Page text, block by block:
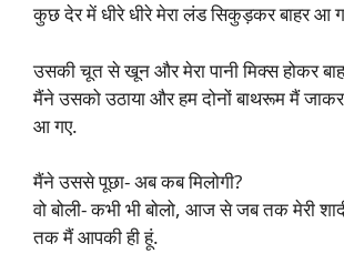
कुछ देर में धीरे धीरे मेरा लंड सिकुड़कर बाहर आ
उसकी चूत से खून और मेरा पानी मिक्स होकर
मैंने उसको उठाया और हम दोनों बाथरूम मैं
आ गए.
मैंने उससे पूछा- अब कब मिलोगी?
वो बोली- कभी भी बोलो, आज से जब तक मेरी
तक मैं आपकी ही हूं.